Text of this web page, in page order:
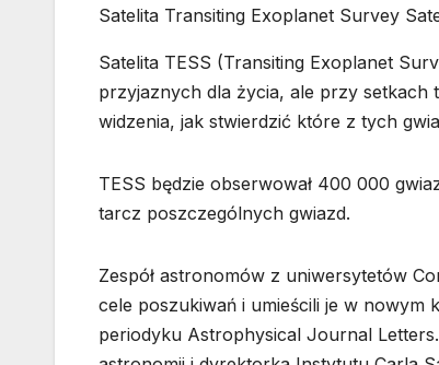
Satelita Transiting Exoplanet Survey
Satelita TESS (Transiting Exoplanet
przyjaznych dla życia, ale przy setkach
widzenia, jak stwierdzić które z tych
TESS będzie obserwował 400 000
tarcz poszczególnych gwiazd.
Zespół astronomów z uniwersytetów
cele poszukiwań i umieścili je w nowym
periodyku Astrophysical Journal